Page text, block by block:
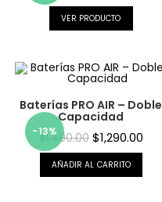
VER PRODUCTO
-13%
Baterías PRO AIR – Doble
Capacidad
$1,490.00 $1,290.00
AÑADIR AL CARRITO